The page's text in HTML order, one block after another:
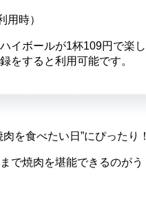
時）
イボールが1杯109円で楽し
をすると利用可能です。
を食べたい日”にぴったり！
で焼肉を堪能できるのがう